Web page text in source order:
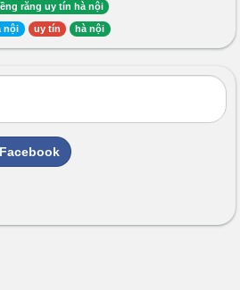
răng uy tín hà nội
nội uy tín hà nội